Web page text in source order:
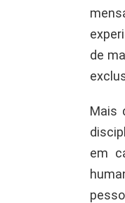
de
Mais
em